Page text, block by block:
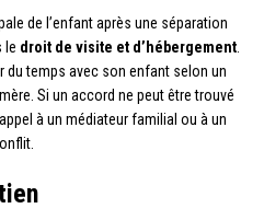
de l’enfant après une séparation
le droit de visite et d’hébergement
du temps avec son enfant selon un
Si un accord ne peut être trouvé
à un médiateur familial ou à un